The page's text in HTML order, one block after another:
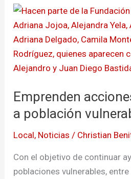
Emprenden
a población
Local, Noticias / Christian
Con el objetivo de continuar
poblaciones vulnerables,
Emprenden
acciones
para
ayudar
a
vulnerable
en